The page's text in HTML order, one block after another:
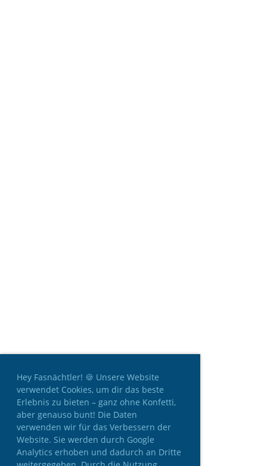
Hey Fasnächtler! 🍪 Unsere Website
verwendet Cookies, um dir das beste
Erlebnis zu bieten – ganz ohne Konfetti,
aber genauso bunt! Die Daten
verwenden wir für das Verbessern der
Website. Sie werden durch Google
Analytics erhoben und dadurch an Dritte